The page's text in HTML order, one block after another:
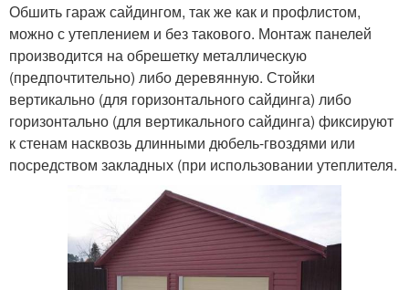
Обшить гараж сайдингом, так же как и профлистом,
можно с утеплением и без такового. Монтаж панелей
производится на обрешетку металлическую
(предпочтительно) либо деревянную. Стойки
вертикально (для горизонтального сайдинга) либо
горизонтально (для вертикального сайдинга) фиксируют
к стенам насквозь длинными дюбель-гвоздями или
посредством закладных (при использовании утеплителя.